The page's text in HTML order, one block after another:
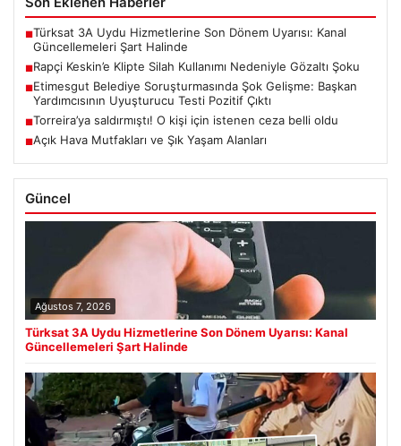
■Türksat 3A Uydu Hizmetlerine Son Dönem Uyarısı: Kanal
Güncellemeleri Şart Halinde
■Rapçi Keskin’e Klipte Silah Kullanımı Nedeniyle Gözaltı Şoku
■Etimesgut Belediye Soruşturmasında Şok Gelişme: Başkan
Yardımcısının Uyuşturucu Testi Pozitif Çıktı
■Torreira’ya saldırmıştı! O kişi için istenen ceza belli oldu
■Açık Hava Mutfakları ve Şık Yaşam Alanları
Güncel
Ağustos 7, 2026
Türksat 3A Uydu Hizmetlerine Son Dönem Uyarısı: Kanal
Güncellemeleri Şart Halinde